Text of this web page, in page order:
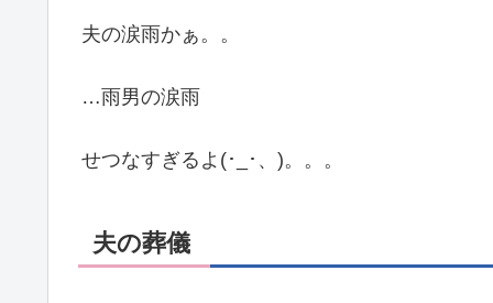
夫の涙雨かぁ。。
…雨男の涙雨
せつなすぎるよ(･_･、)。。。
夫の葬儀